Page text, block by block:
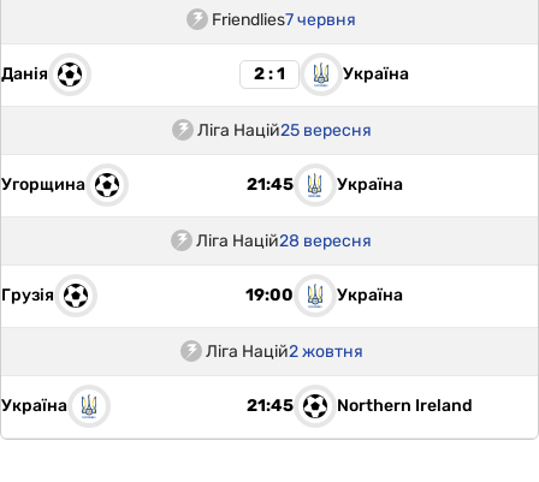
Friendlies7 червня
Данія 2 : 1 Україна
Ліга Націй25 вересня
Угорщина 21:45 Україна
Ліга Націй28 вересня
Грузія 19:00 Україна
Ліга Націй2 жовтня
Україна 21:45 Northern Ireland